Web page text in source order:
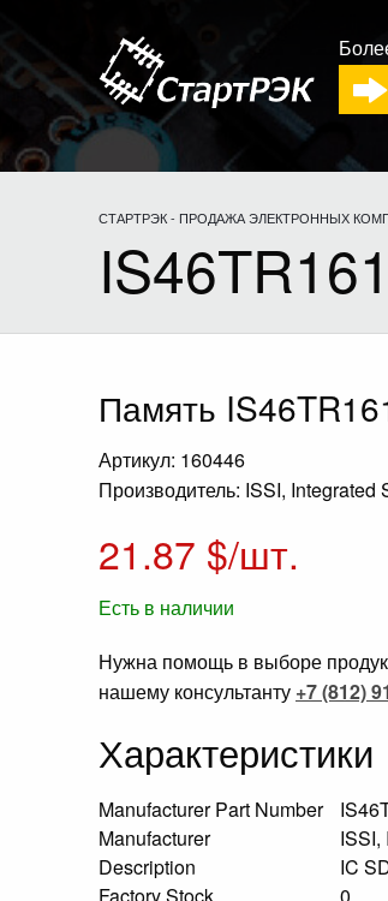
СТАРТРЭК - ПРОДАЖА ЭЛЕКТРОННЫХ
Память
Артикул: 160446
Производитель: ISSI,
21.87 $/шт.
Есть в наличии
Нужна помощь в выборе
нашему консультанту +7 (812)
Характеристики
Manufacturer Part Number
Manufacturer
ISSI,
Description
IC